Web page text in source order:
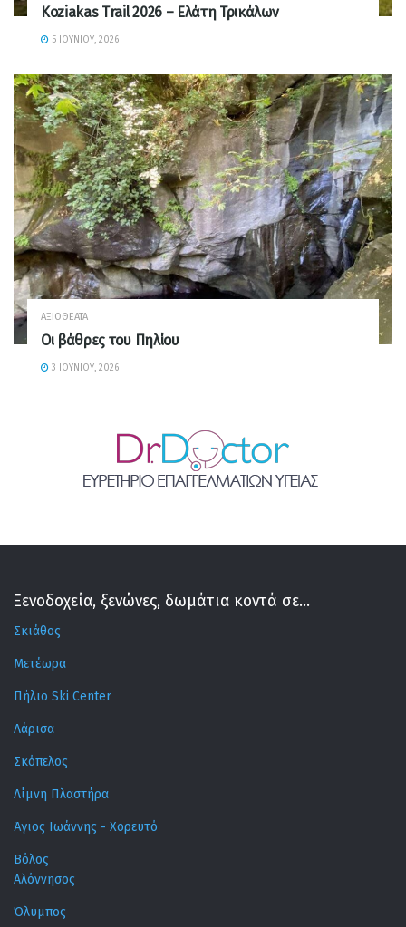
Koziakas Trail 2026 – Ελάτη Τρικάλων
5 ΙΟΥΝΊΟΥ, 2026
ΑΞΙΟΘΈΑΤΑ
Οι βάθρες του Πηλίου
3 ΙΟΥΝΊΟΥ, 2026
Ξενοδοχεία, ξενώνες, δωμάτια κοντά σε...
Σκιάθος
Μετέωρα
Πήλιο Ski Center
Λάρισα
Σκόπελος
Λίμνη Πλαστήρα
Άγιος Ιωάννης - Χορευτό
Βόλος
Αλόννησος
Όλυμπος